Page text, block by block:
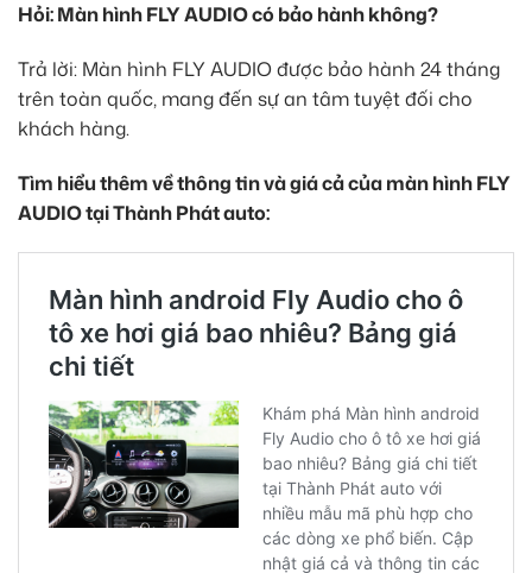
Hỏi: Màn hình FLY AUDIO có bảo hành không?
Trả lời: Màn hình FLY AUDIO được bảo hành 24 tháng
trên toàn quốc, mang đến sự an tâm tuyệt đối cho
khách hàng.
Tìm hiểu thêm về thông tin và giá cả của màn hình FLY
AUDIO tại Thành Phát auto: